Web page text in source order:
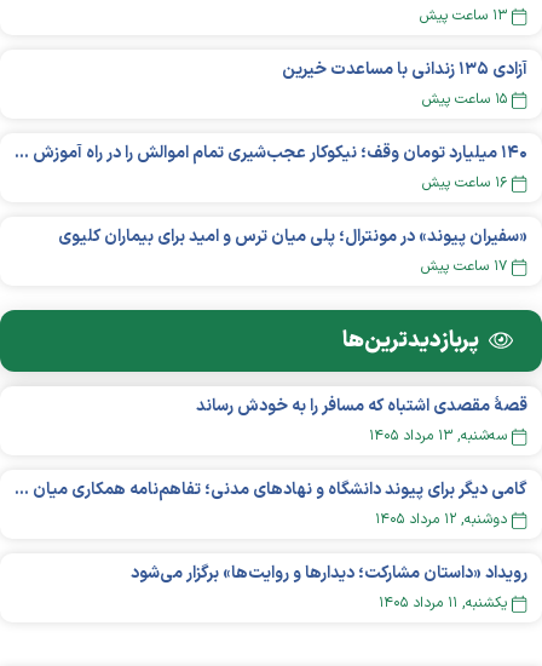
۱۳ ساعت پیش
آزادی ۱۳۵ زندانی با مساعدت خیرین
۱۵ ساعت پیش
۱۴۰ میلیارد تومان وقف؛ نیکوکار عجب‌شیری تمام اموالش را در راه آموزش بخشید
۱۶ ساعت پیش
«سفیران پیوند» در مونترال؛ پلی میان ترس و امید برای بیماران کلیوی
۱۷ ساعت پیش
پربازدید‌ترین‌ها
قصهٔ مقصدی اشتباه که مسافر را به خودش رساند
سه‌شنبه, ۱۳ مرداد ۱۴۰۵
گامی دیگر برای پیوند دانشگاه و نهادهای مدنی؛ تفاهم‌نامه همکاری میان «شبکه ملی» و «دانشگاه هنر ایران» منعقد شد
دوشنبه, ۱۲ مرداد ۱۴۰۵
رویداد «داستان مشارکت؛ دیدار‌ها و روایت‌ها» برگزار می‌شود
يکشنبه, ۱۱ مرداد ۱۴۰۵